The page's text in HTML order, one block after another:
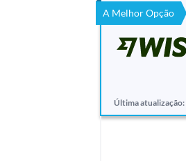
A Melhor Opção
Última atualização: